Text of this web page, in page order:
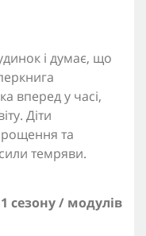
і думає, що
вперед у часі,
Діти
та
темряви.
сезону / модулів